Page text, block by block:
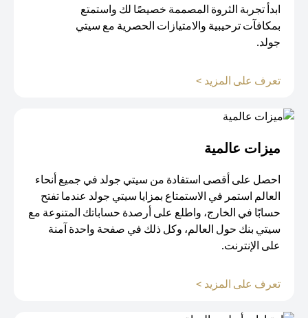
ابدأ تجربة الثروة المصممة خصيصًا لك واستمتع
بمكافآت ترحيبية والامتيازات الحصرية مع سيتي
جولد.
تعرف على المزيد >
ميزات عالمية
احصل على أقصى استفادة من سيتي جولد في جميع أنحاء
العالم استمر في الاستمتاع بمزايا سيتي جولد عندما تفتح
حسابًا في الخارج، واطلع على أرصدة حساباتك المتنوعة مع
سيتي بنك حول العالم، وكل ذلك في صفحة واحدة آمنة
على الإنترنت.
تعرف على المزيد >